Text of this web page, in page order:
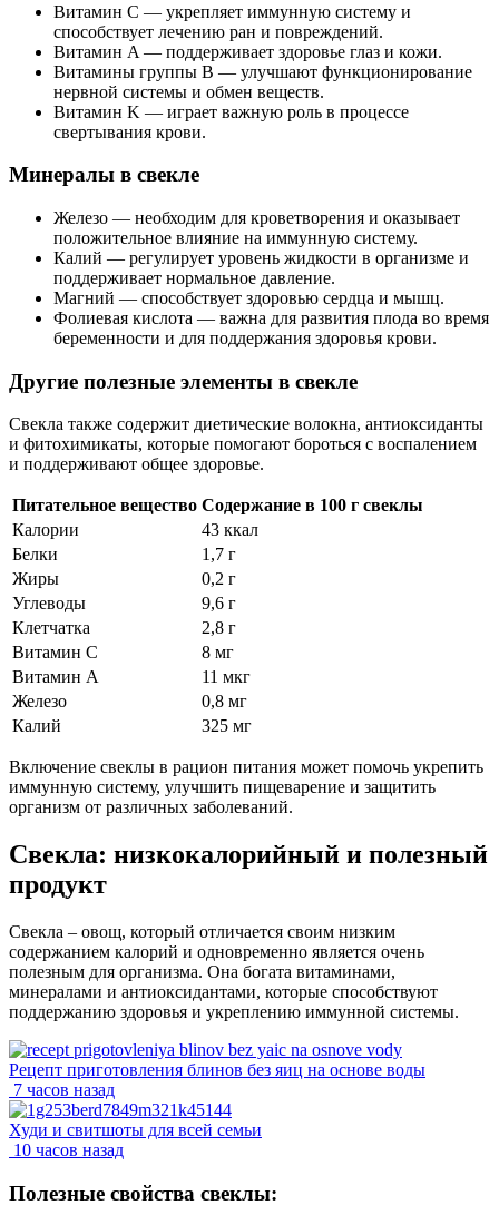
Витамин C — укрепляет иммунную систему и
способствует лечению ран и повреждений.
Витамин A — поддерживает здоровье глаз и кожи.
Витамины группы B — улучшают функционирование
нервной системы и обмен веществ.
Витамин K — играет важную роль в процессе
свертывания крови.
Минералы в свекле
Железо — необходим для кроветворения и оказывает
положительное влияние на иммунную систему.
Калий — регулирует уровень жидкости в организме и
поддерживает нормальное давление.
Магний — способствует здоровью сердца и мышц.
Фолиевая кислота — важна для развития плода во время
беременности и для поддержания здоровья крови.
Другие полезные элементы в свекле
Свекла также содержит диетические волокна, антиоксиданты
и фитохимикаты, которые помогают бороться с воспалением
и поддерживают общее здоровье.
Питательное вещество Содержание в 100 г свеклы
Калории
43 ккал
Белки
1,7 г
Жиры
0,2 г
Углеводы
9,6 г
Клетчатка
2,8 г
Витамин C
8 мг
Витамин A
11 мкг
Железо
0,8 мг
Калий
325 мг
Включение свеклы в рацион питания может помочь укрепить
иммунную систему, улучшить пищеварение и защитить
организм от различных заболеваний.
Свекла: низкокалорийный и полезный
продукт
Свекла – овощ, который отличается своим низким
содержанием калорий и одновременно является очень
полезным для организма. Она богата витаминами,
минералами и антиоксидантами, которые способствуют
поддержанию здоровья и укреплению иммунной системы.
Рецепт приготовления блинов без яиц на основе воды
7 часов назад
Худи и свитшоты для всей семьи
10 часов назад
Полезные свойства свеклы: